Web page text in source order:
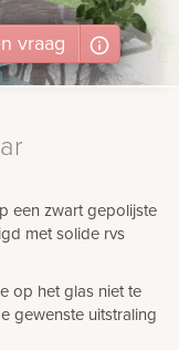
vraag
een zwart gepolijste
met solide rvs
op het glas niet te
gewenste uitstraling